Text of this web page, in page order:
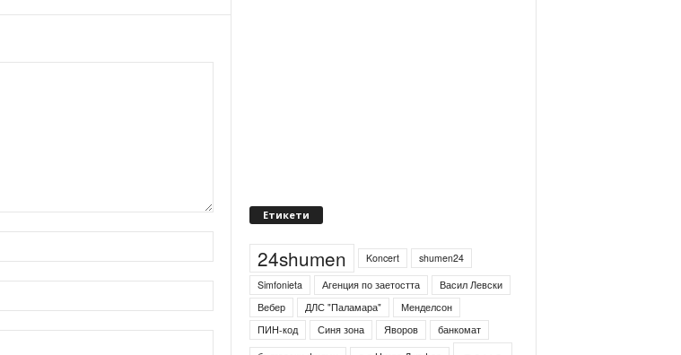
Етикети
24shumen Koncert
shumen24
Simfonieta
Агенция по заетостта
Васил Левски
Вебер
ДЛС "Паламара"
Менделсон
ПИН-код
Синя зона Яворов
банкомат